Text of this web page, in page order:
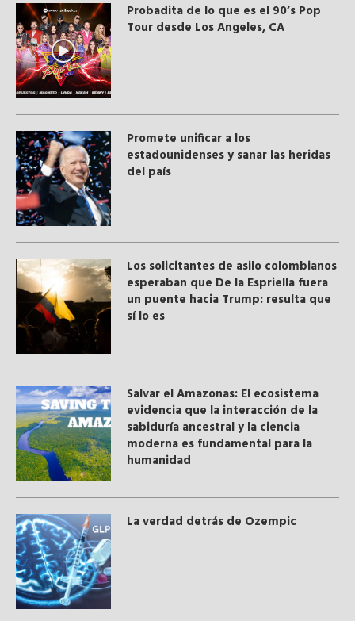
Probadita de lo que es el 90’s Pop
Tour desde Los Angeles, CA
Promete unificar a los
estadounidenses y sanar las heridas
del país
Los solicitantes de asilo colombianos
esperaban que De la Espriella fuera
un puente hacia Trump: resulta que
sí lo es
Salvar el Amazonas: El ecosistema
evidencia que la interacción de la
sabiduría ancestral y ​la ciencia
moderna​ es fundamental para la
humanidad
La verdad detrás de Ozempic